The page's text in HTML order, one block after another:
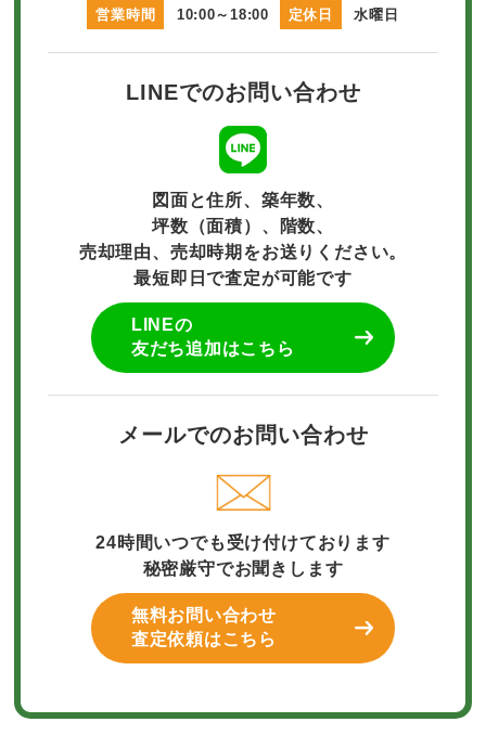
営業時間 10:00～18:00 定休日 水曜日
LINEでのお問い合わせ
図面と住所、築年数、
坪数（面積）、階数、
売却理由、売却時期をお送りください。
最短即日で査定が可能です
LINEの
友だち追加はこちら
メールでのお問い合わせ
24時間いつでも受け付けております
秘密厳守でお聞きします
無料お問い合わせ
査定依頼はこちら